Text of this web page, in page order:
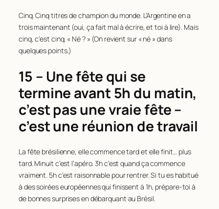
Cinq. Cinq titres de champion du monde. L’Argentine en a
trois maintenant (oui, ça fait mal à écrire, et toi à lire). Mais
cinq, c’est cinq. « Né ? » (On revient sur « né » dans
quelques points.)
15 – Une fête qui se
termine avant 5h du matin,
c’est pas une vraie fête –
c’est une réunion de travail
La fête brésilienne, elle commence tard et elle finit… plus
tard. Minuit c’est l’apéro. 3h c’est quand ça commence
vraiment. 5h c’est raisonnable pour rentrer. Si tu es habitué
à des soirées européennes qui finissent à 1h, prépare-toi à
de bonnes surprises en débarquant au Brésil.